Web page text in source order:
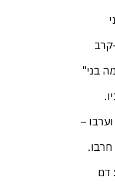
קרב
בני"
–
דם